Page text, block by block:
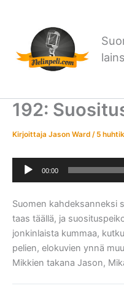
192:
Kirjoittaja Jason Ward / 5
Äänitoistin
00:00
Suomen kahdeksanneksi
taas täällä, ja
jonkinlaista kummaa,
pelien, elokuvien ynnä
Mikkien takana Jason,